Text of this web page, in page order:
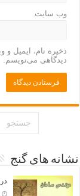
وب‌ سایت
ذخیره نام، ایمیل و
دیدگاهی می‌نویسم.
نشانه های گنج